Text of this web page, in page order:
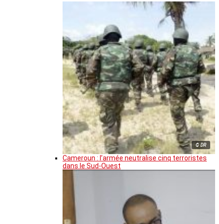
© DR
Cameroun : l’armée neutralise cinq terroristes
dans le Sud-Ouest